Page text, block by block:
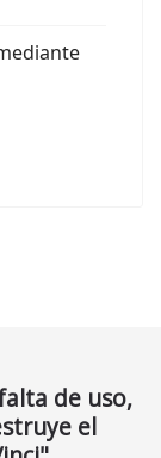
de uso,
el